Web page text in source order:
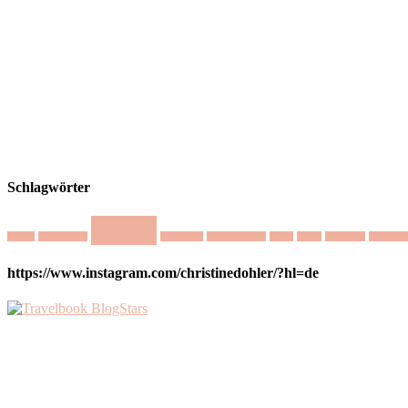
Schlagwörter
https://www.instagram.com/christinedohler/?hl=de